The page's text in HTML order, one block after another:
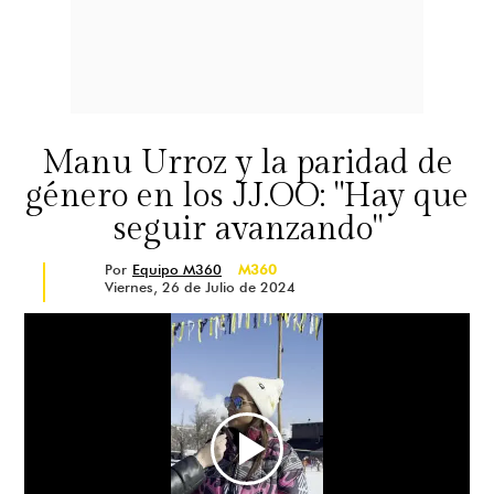
Manu Urroz y la paridad de
género en los JJ.OO: "Hay que
seguir avanzando"
Por Equipo M360
M360
Viernes, 26 de Julio de 2024